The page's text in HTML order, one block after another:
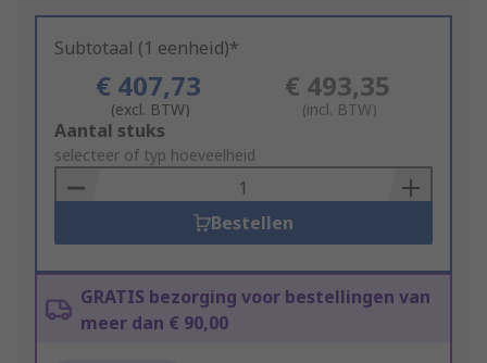
Subtotaal (1 eenheid)*
€ 407,73
(excl. BTW)
€ 493,35
(incl. BTW)
Add
to
Basket
Aantal stuks
selecteer of typ hoeveelheid
Bestellen
GRATIS bezorging voor bestellingen van
meer dan € 90,00